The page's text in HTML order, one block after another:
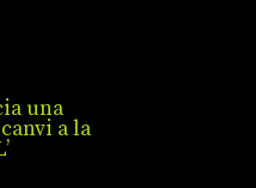
una
a la